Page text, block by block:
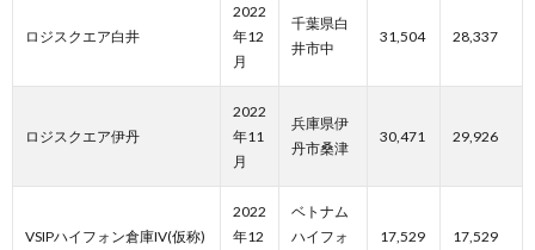
ロジスクエア白井
2022
年12
月
千葉県白
井市中
31,504 28,337
ロジスクエア伊丹
2022
年11
月
兵庫県伊
丹市桑津
30,471 29,926
VSIPハイフォン倉庫IV(仮称)
2022
年12
ベトナム
ハイフォ
17,529 17,529